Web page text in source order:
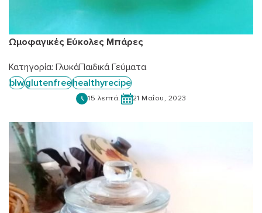
Ωμοφαγικές Εύκολες Μπάρες
Κατηγορία: ΓλυκάΠαιδικά Γεύματα
blwglutenfreehealthyrecipe
15 λεπτά. 21 Μαΐου, 2023